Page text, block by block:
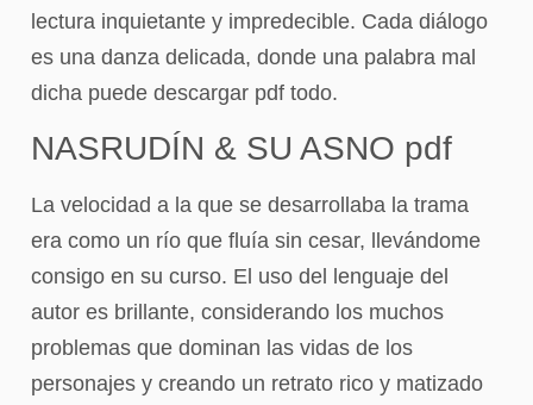
lectura inquietante y impredecible. Cada diálogo
es una danza delicada, donde una palabra mal
dicha puede descargar pdf todo.
NASRUDÍN & SU ASNO pdf
La velocidad a la que se desarrollaba la trama
era como un río que fluía sin cesar, llevándome
consigo en su curso. El uso del lenguaje del
autor es brillante, considerando los muchos
problemas que dominan las vidas de los
personajes y creando un retrato rico y matizado